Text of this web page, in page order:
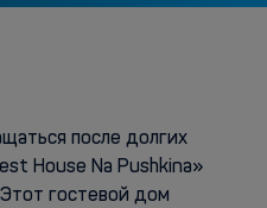
после долгих
House Na Pushkina»
гостевой дом